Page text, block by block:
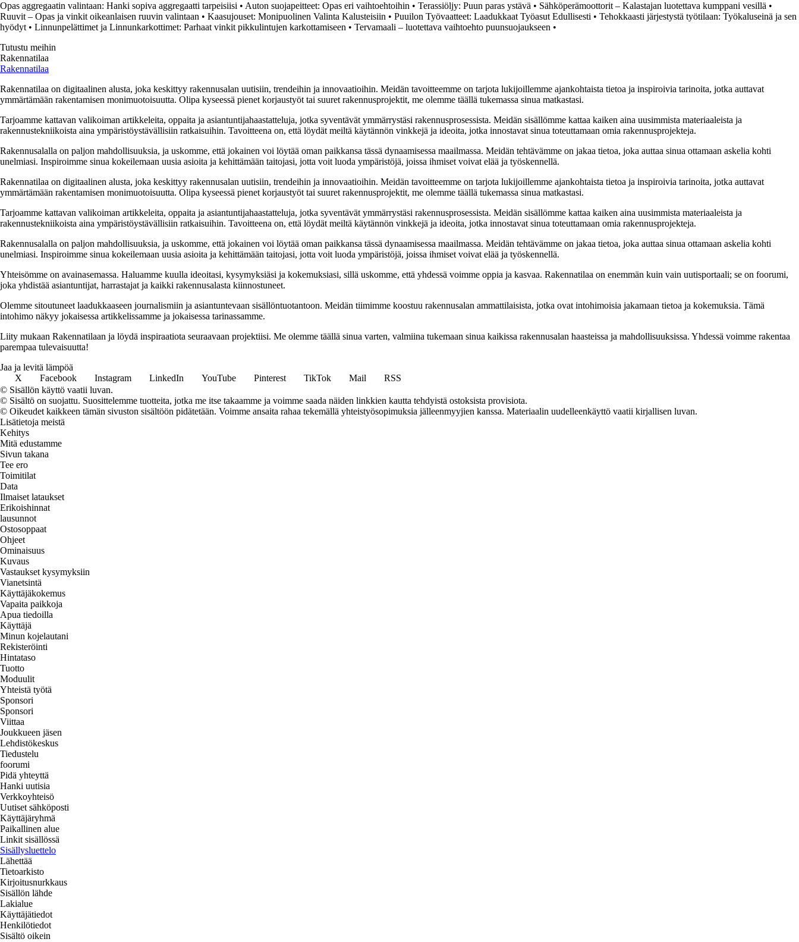
Opas aggregaatin valintaan: Hanki sopiva aggregaatti tarpeisiisi • Auton suojapeitteet: Opas eri vaihtoehtoihin • Terassiöljy: Puun paras ystävä • Sähköperämoottorit – Kalastajan luotettava kumppani vesillä •
Ruuvit – Opas ja vinkit oikeanlaisen ruuvin valintaan • Kaasujouset: Monipuolinen Valinta Kalusteisiin • Puuilon Työvaatteet: Laadukkaat Työasut Edullisesti • Tehokkaasti järjestystä työtilaan: Työkaluseinä ja sen
hyödyt • Linnunpelättimet ja Linnunkarkottimet: Parhaat vinkit pikkulintujen karkottamiseen • Tervamaali – luotettava vaihtoehto puunsuojaukseen •
Tutustu meihin
Rakennatilaa
Rakennatilaa
Rakennatilaa on digitaalinen alusta, joka keskittyy rakennusalan uutisiin, trendeihin ja innovaatioihin. Meidän tavoitteemme on tarjota lukijoillemme ajankohtaista tietoa ja inspiroivia tarinoita, jotka auttavat
ymmärtämään rakentamisen monimuotoisuutta. Olipa kyseessä pienet korjaustyöt tai suuret rakennusprojektit, me olemme täällä tukemassa sinua matkastasi.
Tarjoamme kattavan valikoiman artikkeleita, oppaita ja asiantuntijahaastatteluja, jotka syventävät ymmärrystäsi rakennusprosessista. Meidän sisällömme kattaa kaiken aina uusimmista materiaaleista ja
rakennustekniikoista aina ympäristöystävällisiin ratkaisuihin. Tavoitteena on, että löydät meiltä käytännön vinkkejä ja ideoita, jotka innostavat sinua toteuttamaan omia rakennusprojekteja.
Rakennusalalla on paljon mahdollisuuksia, ja uskomme, että jokainen voi löytää oman paikkansa tässä dynaamisessa maailmassa. Meidän tehtävämme on jakaa tietoa, joka auttaa sinua ottamaan askelia kohti
unelmiasi. Inspiroimme sinua kokeilemaan uusia asioita ja kehittämään taitojasi, jotta voit luoda ympäristöjä, joissa ihmiset voivat elää ja työskennellä.
Rakennatilaa on digitaalinen alusta, joka keskittyy rakennusalan uutisiin, trendeihin ja innovaatioihin. Meidän tavoitteemme on tarjota lukijoillemme ajankohtaista tietoa ja inspiroivia tarinoita, jotka auttavat
ymmärtämään rakentamisen monimuotoisuutta. Olipa kyseessä pienet korjaustyöt tai suuret rakennusprojektit, me olemme täällä tukemassa sinua matkastasi.
Tarjoamme kattavan valikoiman artikkeleita, oppaita ja asiantuntijahaastatteluja, jotka syventävät ymmärrystäsi rakennusprosessista. Meidän sisällömme kattaa kaiken aina uusimmista materiaaleista ja
rakennustekniikoista aina ympäristöystävällisiin ratkaisuihin. Tavoitteena on, että löydät meiltä käytännön vinkkejä ja ideoita, jotka innostavat sinua toteuttamaan omia rakennusprojekteja.
Rakennusalalla on paljon mahdollisuuksia, ja uskomme, että jokainen voi löytää oman paikkansa tässä dynaamisessa maailmassa. Meidän tehtävämme on jakaa tietoa, joka auttaa sinua ottamaan askelia kohti
unelmiasi. Inspiroimme sinua kokeilemaan uusia asioita ja kehittämään taitojasi, jotta voit luoda ympäristöjä, joissa ihmiset voivat elää ja työskennellä.
Yhteisömme on avainasemassa. Haluamme kuulla ideoitasi, kysymyksiäsi ja kokemuksiasi, sillä uskomme, että yhdessä voimme oppia ja kasvaa. Rakennatilaa on enemmän kuin vain uutisportaali; se on foorumi,
joka yhdistää asiantuntijat, harrastajat ja kaikki rakennusalasta kiinnostuneet.
Olemme sitoutuneet laadukkaaseen journalismiin ja asiantuntevaan sisällöntuotantoon. Meidän tiimimme koostuu rakennusalan ammattilaisista, jotka ovat intohimoisia jakamaan tietoa ja kokemuksia. Tämä
intohimo näkyy jokaisessa artikkelissamme ja jokaisessa tarinassamme.
Liity mukaan Rakennatilaan ja löydä inspiraatiota seuraavaan projektiisi. Me olemme täällä sinua varten, valmiina tukemaan sinua kaikissa rakennusalan haasteissa ja mahdollisuuksissa. Yhdessä voimme rakentaa
parempaa tulevaisuutta!
Jaa ja levitä lämpöä
X
Facebook Instagram LinkedIn YouTube Pinterest TikTok Mail
RSS
© Sisällön käyttö vaatii luvan.
© Sisältö on suojattu. Suosittelemme tuotteita, jotka me itse takaamme ja voimme saada näiden linkkien kautta tehdyistä ostoksista provisiota.
© Oikeudet kaikkeen tämän sivuston sisältöön pidätetään. Voimme ansaita rahaa tekemällä yhteistyösopimuksia jälleenmyyjien kanssa. Materiaalin uudelleenkäyttö vaatii kirjallisen luvan.
Lisätietoja meistä
Kehitys
Mitä edustamme
Sivun takana
Tee ero
Toimitilat
Data
Ilmaiset lataukset
Erikoishinnat
lausunnot
Ostosoppaat
Ohjeet
Ominaisuus
Kuvaus
Vastaukset kysymyksiin
Vianetsintä
Käyttäjäkokemus
Vapaita paikkoja
Apua tiedoilla
Käyttäjä
Minun kojelautani
Rekisteröinti
Hintataso
Tuotto
Moduulit
Yhteistä työtä
Sponsori
Sponsori
Viittaa
Joukkueen jäsen
Lehdistökeskus
Tiedustelu
foorumi
Pidä yhteyttä
Hanki uutisia
Verkkoyhteisö
Uutiset sähköposti
Käyttäjäryhmä
Paikallinen alue
Linkit sisällössä
Sisällysluettelo
Lähettää
Tietoarkisto
Kirjoitusnurkkaus
Sisällön lähde
Lakialue
Käyttäjätiedot
Henkilötiedot
Sisältö oikein